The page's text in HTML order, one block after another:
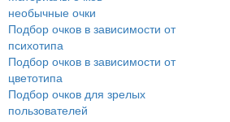
необычные очки
Подбор очков в зависимости от
психотипа
Подбор очков в зависимости от
цветотипа
Подбор очков для зрелых
пользователей